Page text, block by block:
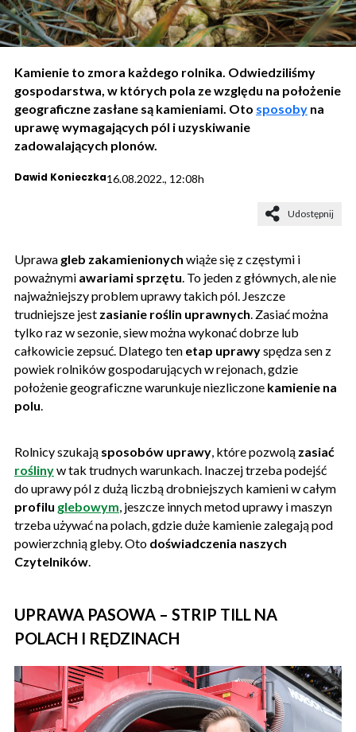
Kamienie to zmora każdego rolnika. Odwiedziliśmy
gospodarstwa, w których pola ze względu na położenie
geograficzne zasłane są kamieniami. Oto sposoby na
uprawę wymagających pól i uzyskiwanie
zadowalających plonów.
Dawid Konieczka16.08.2022., 12:08h
Udostępnij
Uprawa gleb zakamienionych wiąże się z częstymi i
poważnymi awariami sprzętu . To jeden z głównych, ale nie
najważniejszy problem uprawy takich pól. Jeszcze
trudniejsze jest zasianie roślin uprawnych . Zasiać można
tylko raz w sezonie, siew można wykonać dobrze lub
całkowicie zepsuć. Dlatego ten etap uprawyspędza sen z
powiek rolników gospodarujących w rejonach, gdzie
położenie geograficzne warunkuje niezliczone kamienie na
polu
Rolnicy szukają sposobów uprawy , które pozwolą zasiać
roślinyw tak trudnych warunkach. Inaczej trzeba podejść
do uprawy pól z dużą liczbą drobniejszych kamieni w całym
profilu glebowym , jeszcze innych metod uprawy i maszyn
trzeba używać na polach, gdzie duże kamienie zalegają pod
powierzchnią gleby. Oto doświadczenia naszych
Czytelników
UPRAWA PASOWA – STRIP TILL NA
POLACH I RĘDZINACH